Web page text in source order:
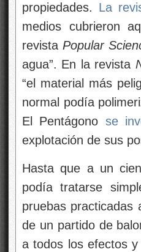
propiedades. La
medios cubrieron
revista Popular
agua”. En la revista
“el material más
normal podía
El Pentágono se
explotación de sus
Hasta que a un
podía tratarse
pruebas practicadas
de un partido de
a todos los efectos